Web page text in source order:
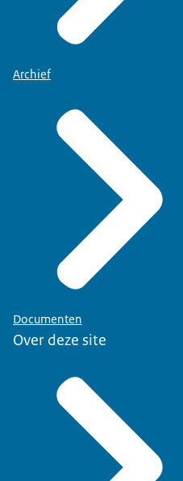
Archief
Documenten
Over deze site